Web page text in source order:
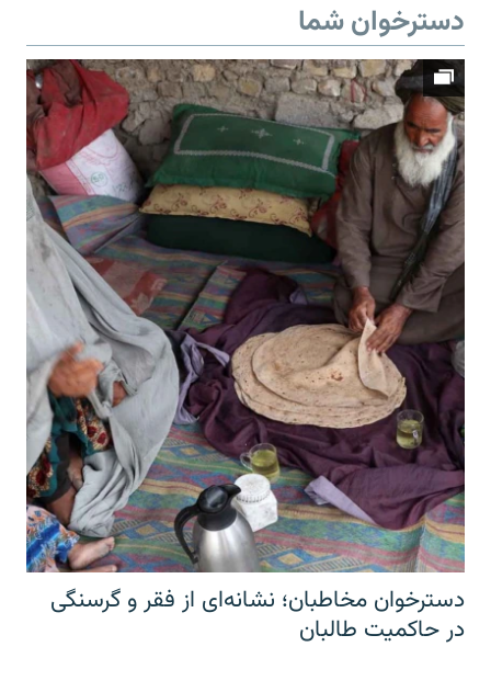
دسترخوان شما
دسترخوان مخاطبان؛ نشانه‌ای از فقر و گرسنگی
در حاکمیت طالبان